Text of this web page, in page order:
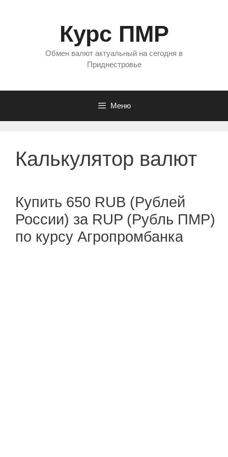
Курс ПМР
Обмен валют актуальный на сегодня в
Приднестровье
Меню
Калькулятор валют
Купить 650 RUB (Рублей
России) за RUP (Рубль ПМР)
по курсу Агропромбанка